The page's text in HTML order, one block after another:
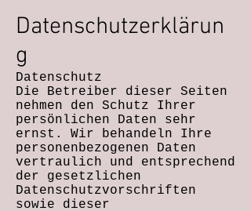
Datenschutzerklärun
g
Datenschutz
Die Betreiber dieser Seiten
nehmen den Schutz Ihrer
persönlichen Daten sehr
ernst. Wir behandeln Ihre
personenbezogenen Daten
vertraulich und entsprechend
der gesetzlichen
Datenschutzvorschriften
sowie dieser